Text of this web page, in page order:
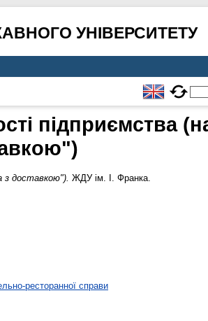
УНІВЕРСИТЕТУ
підприємства
з доставкою"). ЖДУ ім. І. Франка.
ресторанної справи